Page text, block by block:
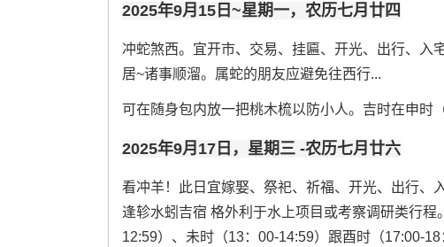
2025年9月15日~星期一，农历七月廿四
冲蛇煞西。宜开市、交易、挂匾、开光、出行、入
居~诸事顺溜。属蛇的朋友应避免往西行...
可在随身包内放一把桃木梳以防小人。吉时在申时
2025年9月17日，星期三 -农历七月廿六
看冲羊！此日宜嫁娶、祭祀、祈福、开光、出行、
逢轸水蚓吉宿 格外利于水上项目或考察调研类行
12:59）、未时（13：00-14:59）跟酉时（17:00-18